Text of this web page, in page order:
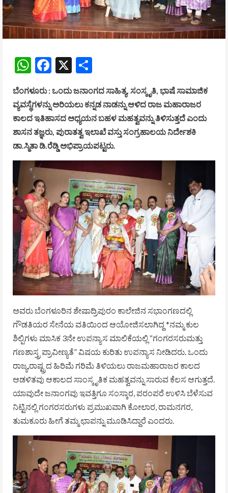
WhatsApp
Facebook
X
ಬೆಂಗಳೂರು : ಒಂದು ಜನಾಂಗದ ಸಾಹಿತ್ಯ, ಸಂಸ್ಕೃತಿ, ಭಾಷೆ ಸಾಮಾಜಿಕ
ವ್ಯವಸ್ಥೆಗಳನ್ನು ಅರಿಯಲು ಕನ್ನಡ ನಾಡನ್ನು ಆಳಿದ ರಾಜ ಮಹಾರಾಜರ
ಕಾಲದ ಇತಿಹಾಸದ ಅಧ್ಯಯನ ಬಹಳ ಮಹತ್ವವನ್ನು ತಿಳಿಸುತ್ತದೆ ಎಂದು
ಶಾಸನ ತಜ್ಞರು, ಪುರಾತತ್ವ ಇಲಾಖೆ ವಸ್ತು ಸಂಗ್ರಹಾಲಯ ನಿರ್ದೇಶಕಿ
ಡಾ.ಸ್ಮಿತಾ ಡಿ.ರೆಡ್ಡಿ ಅಭಿಪ್ರಾಯಪಟ್ಟರು.
ಅವರು ಬೆಂಗಳೂರಿನ ಶೇಷಾದ್ರಿಪುರಂ ಕಾಲೇಜಿನ ಸಭಾಂಗಣದಲ್ಲಿ
ಗೌಡತಿಯರ ಸೇನೆಯ ವತಿಯಿಂದ ಆಯೋಜಿಸಲಾಗಿದ್ದ *ನಮ್ಮ ಕುಲ
ಶಿಲ್ಪಿಗಳು ಮಾಸಿಕ 3ನೇ ಉಪನ್ಯಾಸ ಮಾಲಿಕೆಯಲ್ಲಿ “ಗಂಗರಸರುಮತ್ತು
ಗಣಶಾಸ್ತ್ರ ಪ್ರಾವೀಣ್ಯತೆ” ವಿಷಯ ಕುರಿತು ಉಪನ್ಯಾಸ ನೀಡಿದರು. ಒಂದು
ರಾಜ್ಯ,ರಾಷ್ಟ್ರದ ಹಿರಿಮೆ ಗರಿಮೆ ತಿಳಿಯಲು ರಾಜಮಹಾರಾಜರ ಕಾಲದ
ಆಡಳಿತವು ಆಕಾಲದ ಸಾಂಸ್ಕೃತಿಕ ಮಹತ್ವವನ್ನು ಸಾರುವ ಕೆಲಸ ಆಗುತ್ತದೆ.
ಯಾವುದೇ ಜನಾಂಗವು ಇವತ್ತಿಗೂ ಸಂಸ್ಕಾರ, ಪರಂಪರೆ ಉಳಿಸಿ ಬೆಳೆಸುವ
ನಿಟ್ಟಿನಲ್ಲಿ ಗಂಗರಸರುಗಳು ಪ್ರಮುಖವಾಗಿ ಕೋಲಾರ, ರಾಮನಗರ,
ತುಮಕೂರು ಹೀಗೆ ತಮ್ಮ ಛಾಪನ್ನು ಮೂಡಿಸಿದ್ದಾರೆ ಎಂದರು.